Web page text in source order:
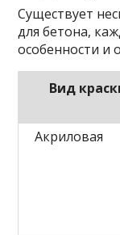
Существует
для бетона,
особенности и
Вид
Акриловая